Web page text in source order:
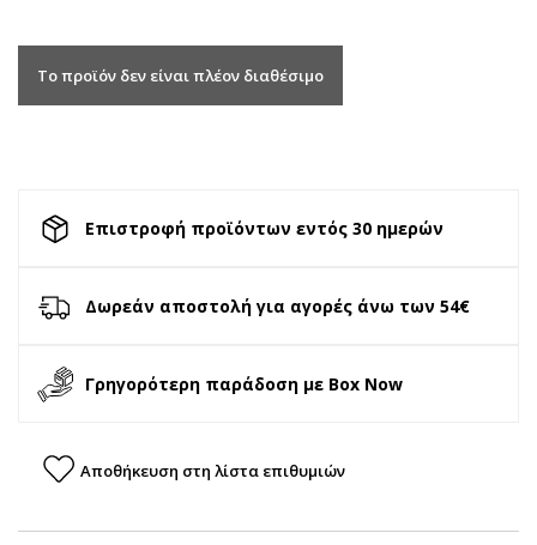
Το προϊόν δεν είναι πλέον διαθέσιμο
Επιστροφή προϊόντων εντός 30 ημερών
Δωρεάν αποστολή για αγορές άνω των 54€
Γρηγορότερη παράδοση με Box Now
Αποθήκευση στη λίστα επιθυμιών